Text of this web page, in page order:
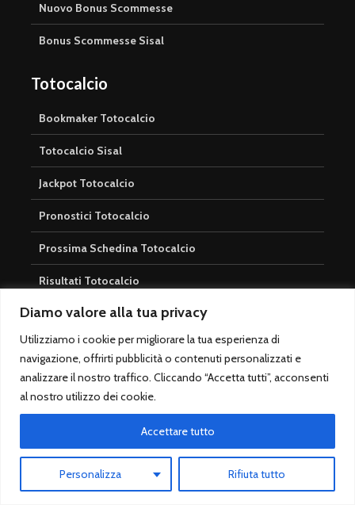
Diamo valore alla tua privacy
Utilizziamo i cookie per migliorare la tua esperienza di
navigazione, offrirti pubblicità o contenuti personalizzati e
analizzare il nostro traffico. Cliccando “Accetta tutti”, acconsenti
al nostro utilizzo dei cookie.
Personalizza Rifiuta tutto
Accettare tutto
Nuovo Bonus Scommesse
Bonus Scommesse Sisal
Totocalcio
Bookmaker Totocalcio
Totocalcio Sisal
Jackpot Totocalcio
Pronostici Totocalcio
Prossima Schedina Totocalcio
Risultati Totocalcio
Casinò
Casinò Online
Roulette Guida
Estrazioni